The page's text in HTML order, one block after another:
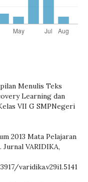
Menulis Teks
Learning dan
VII G SMPNegeri
2013 Mata Pelajaran
VARIDIKA,
varidika.v29i1.5141